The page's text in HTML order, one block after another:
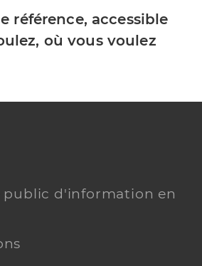
référence, accessible
où vous voulez
public d'information en